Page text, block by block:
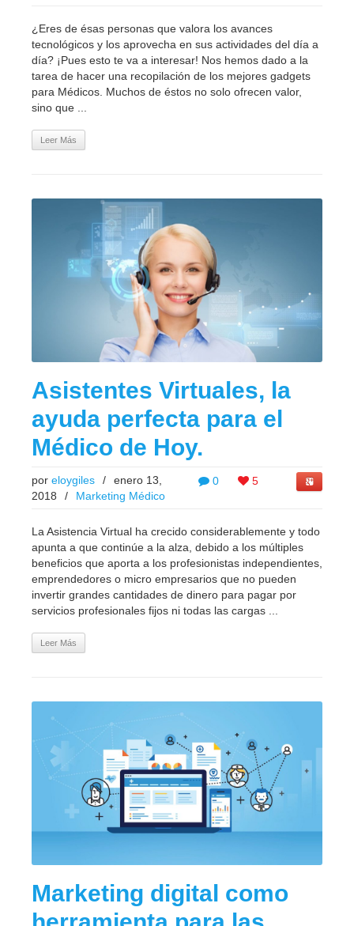
¿Eres de ésas personas que valora los avances
tecnológicos y los aprovecha en sus actividades del día a
día? ¡Pues esto te va a interesar! Nos hemos dado a la
tarea de hacer una recopilación de los mejores gadgets
para Médicos. Muchos de éstos no solo ofrecen valor,
sino que ...
Leer Más
Asistentes Virtuales, la
ayuda perfecta para el
Médico de Hoy.
0 5
por eloygiles /
enero 13,
2018
/ Marketing Médico
La Asistencia Virtual ha crecido considerablemente y todo
apunta a que continúe a la alza, debido a los múltiples
beneficios que aporta a los profesionistas independientes,
emprendedores o micro empresarios que no pueden
invertir grandes cantidades de dinero para pagar por
servicios profesionales fijos ni todas las cargas ...
Leer Más
Marketing digital como